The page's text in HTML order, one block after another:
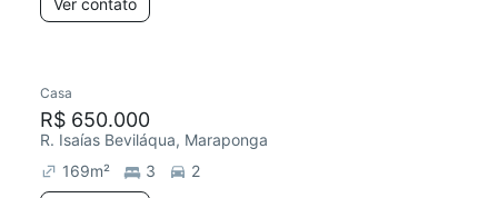
Ver contato
Casa
R$ 650.000
R. Isaías Beviláqua, Maraponga
169m² 3
2